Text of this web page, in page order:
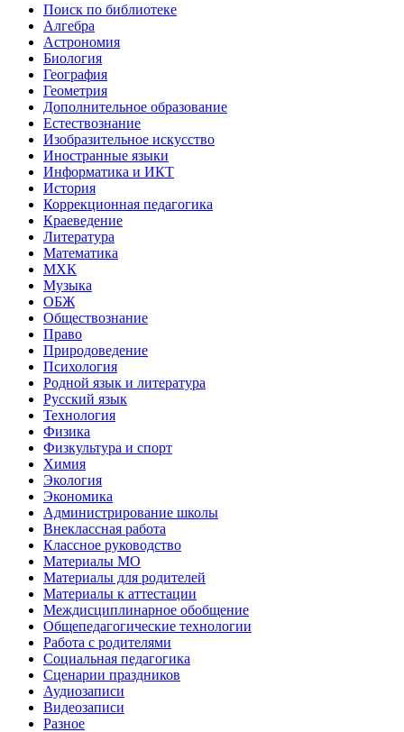
Поиск по библиотеке
Алгебра
Астрономия
Биология
География
Геометрия
Дополнительное образование
Естествознание
Изобразительное искусство
Иностранные языки
Информатика и ИКТ
История
Коррекционная педагогика
Краеведение
Литература
Математика
МХК
Музыка
ОБЖ
Обществознание
Право
Природоведение
Психология
Родной язык и литература
Русский язык
Технология
Физика
Физкультура и спорт
Химия
Экология
Экономика
Администрирование школы
Внеклассная работа
Классное руководство
Материалы МО
Материалы для родителей
Материалы к аттестации
Междисциплинарное обобщение
Общепедагогические технологии
Работа с родителями
Социальная педагогика
Сценарии праздников
Аудиозаписи
Видеозаписи
Разное